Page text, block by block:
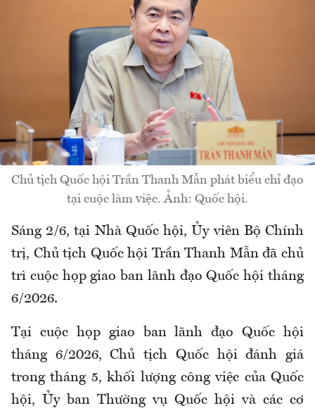
Chủ tịch Quốc hội Trần Thanh Mẫn phát biểu chỉ đạo
tại cuộc làm việc. Ảnh: Quốc hội.
Sáng 2/6, tại Nhà Quốc hội, Ủy viên Bộ Chính
trị, Chủ tịch Quốc hội Trần Thanh Mẫn đã chủ
trì cuộc họp giao ban lãnh đạo Quốc hội tháng
6/2026.
Tại cuộc họp giao ban lãnh đạo Quốc hội
tháng 6/2026, Chủ tịch Quốc hội đánh giá
trong tháng 5, khối lượng công việc của Quốc
hội, Ủy ban Thường vụ Quốc hội và các cơ